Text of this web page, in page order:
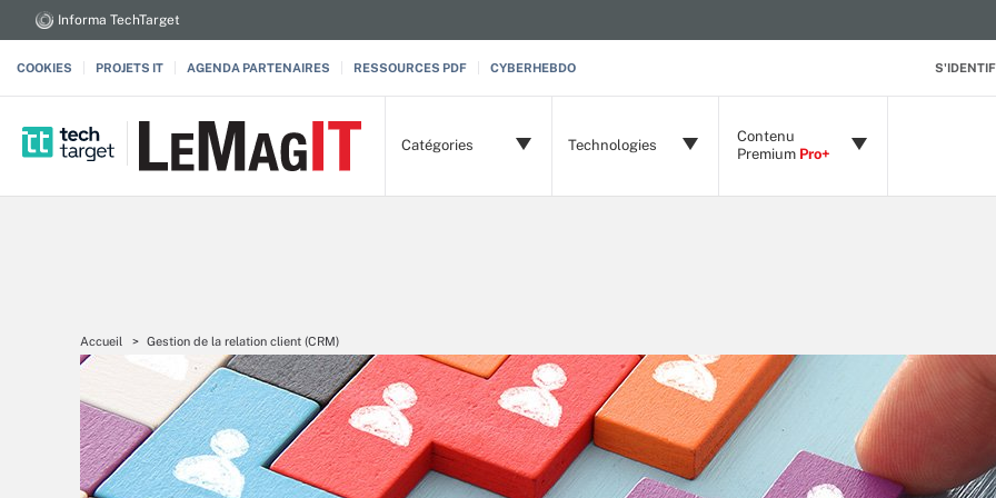
Informa TechTarget
COOKIES PROJETS IT AGENDA PARTENAIRES RESSOURCES PDF CYBERHEBDO
Catégories Technologies
Contenu
Premium Pro+
Accueil Gestion de la relation client (CRM)